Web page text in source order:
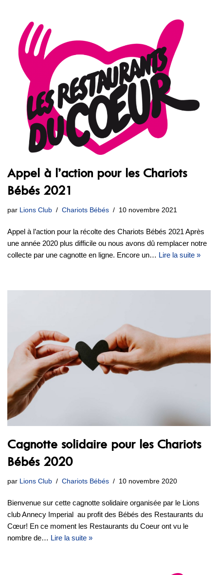
Appel à l’action pour les Chariots
Bébés 2021
par Lions Club Chariots Bébés 10 novembre 2021
Appel à l’action pour la récolte des Chariots Bébés 2021 Après
une année 2020 plus difficile ou nous avons dû remplacer notre
collecte par une cagnotte en ligne. Encore un… Lire la suite »
Cagnotte solidaire pour les Chariots
Bébés 2020
par Lions Club Chariots Bébés 10 novembre 2020
Bienvenue sur cette cagnotte solidaire organisée par le Lions
club Annecy Imperial au profit des Bébés des Restaurants du
Cœur! En ce moment les Restaurants du Coeur ont vu le
nombre de… Lire la suite »